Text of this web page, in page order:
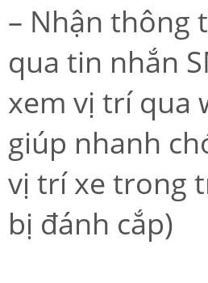
– Nhận thông
qua tin nhắn
xem vị trí qua
giúp nhanh
vị trí xe trong
bị đánh cắp)